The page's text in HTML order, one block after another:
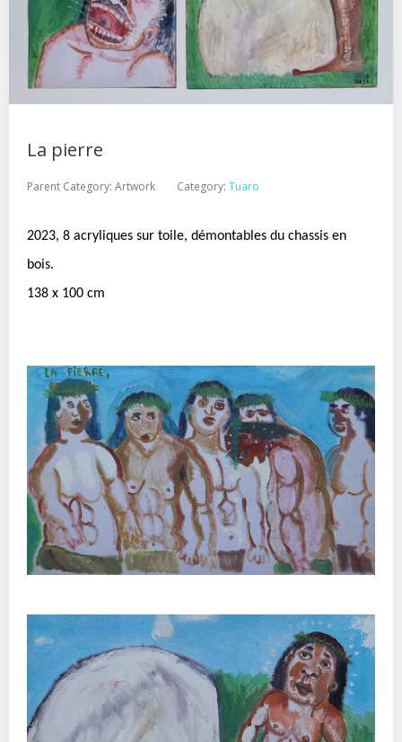
La pierre
Parent Category: Artwork Category: Tuaro
2023, 8 acryliques sur toile, démontables du chassis en
bois.
138 x 100 cm